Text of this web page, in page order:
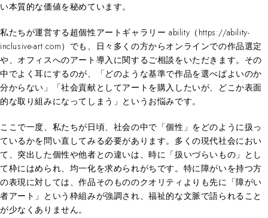
い本質的な価値を秘めています。
私たちが運営する超個性アートギャラリー ability（https://ability-
inclusive-art.com）でも、日々多くの方からオンラインでの作品選定
や、オフィスへのアート導入に関するご相談をいただきます。その
中でよく耳にするのが、「どのような基準で作品を選べばよいのか
分からない」「社会貢献としてアートを購入したいが、どこか表面
的な取り組みになってしまう」というお悩みです。
ここで一度、私たちが日頃、社会の中で「個性」をどのように扱っ
ているかを問い直してみる必要があります。多くの現代社会におい
て、突出した個性や他者との違いは、時に「扱いづらいもの」とし
て枠にはめられ、均一化を求められがちです。特に障がいを持つ方
の表現に対しては、作品そのもののクオリティよりも先に「障がい
者アート」という枠組みが強調され、福祉的な文脈で語られること
が少なくありません。